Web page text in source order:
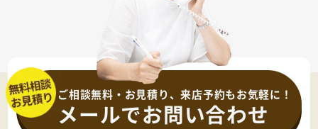
ご相談無料・お見積り、来店予約もお気軽に！
メールでお問い合わせ